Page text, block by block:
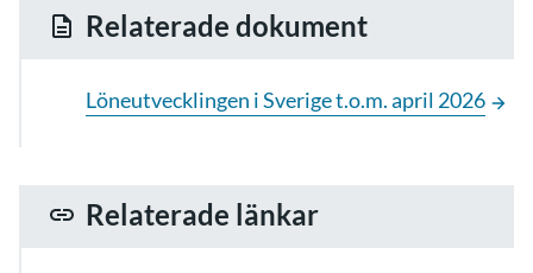
Relaterade dokument
Löneutvecklingen i Sverige t.o.m. april 2026
Relaterade länkar